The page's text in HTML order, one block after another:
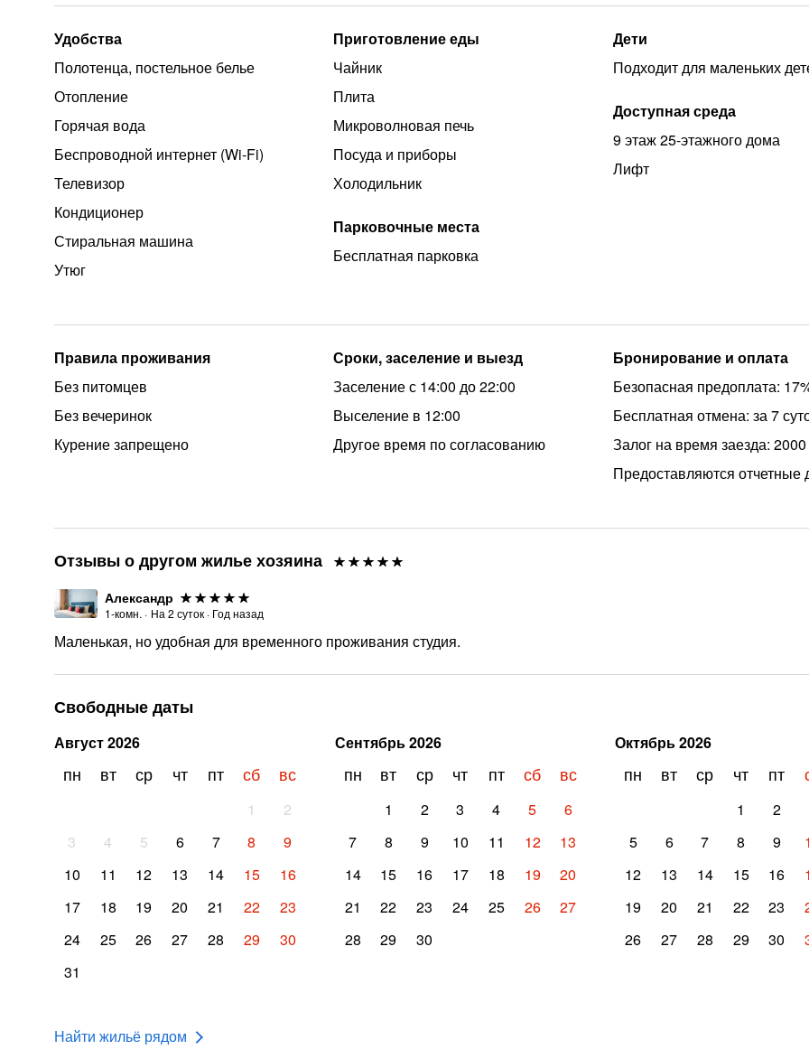
Удобства
Полотенца, постельное белье
Отопление
Горячая вода
Беспроводной интернет (Wi‑Fi)
Телевизор
Кондиционер
Стиральная машина
Утюг
Приготовление еды
Чайник
Плита
Микроволновая печь
Посуда и приборы
Холодильник
Парковочные места
Бесплатная парковка
Дети
Подходит для маленьких
Доступная среда
9 этаж 25-этажного дома
Лифт
Правила проживания
Без питомцев
Без вечеринок
Курение запрещено
Сроки, заселение и выезд
Заселение с 14:00 до 22:00
Выселение в 12:00
Другое время по согласованию
Бронирование и оплата
Безопасная предоплата:
Бесплатная отмена: за 7
Залог на время заезда:
Предоставляются отчетные
Свободные даты
Август2026
пн вт ср чт пт сб вс
1
2
3
4 5 6 7 8
9
10
11 12 13 14 15
16
17
18 19 20 21 22
23
24
25 26 27 28 29
30
31
Сентябрь2026
пн вт ср чт пт сб вс
1 2 3 4 5
6
7
8 9 10 11 12
13
14
15 16 17 18 19
20
21
22 23 24 25 26
27
28
29 30
Октябрь2026
пн вт ср чт пт
1 2
5
6 7 8 9
12
13 14 15 16
19
20 21 22 23
26
27 28 29 30
Отзывы о другом жилье хозяина
Александр
1-комн. · На 2 суток · Год назад
Маленькая, но удобная для временного проживания студия.
Найти жильё рядом